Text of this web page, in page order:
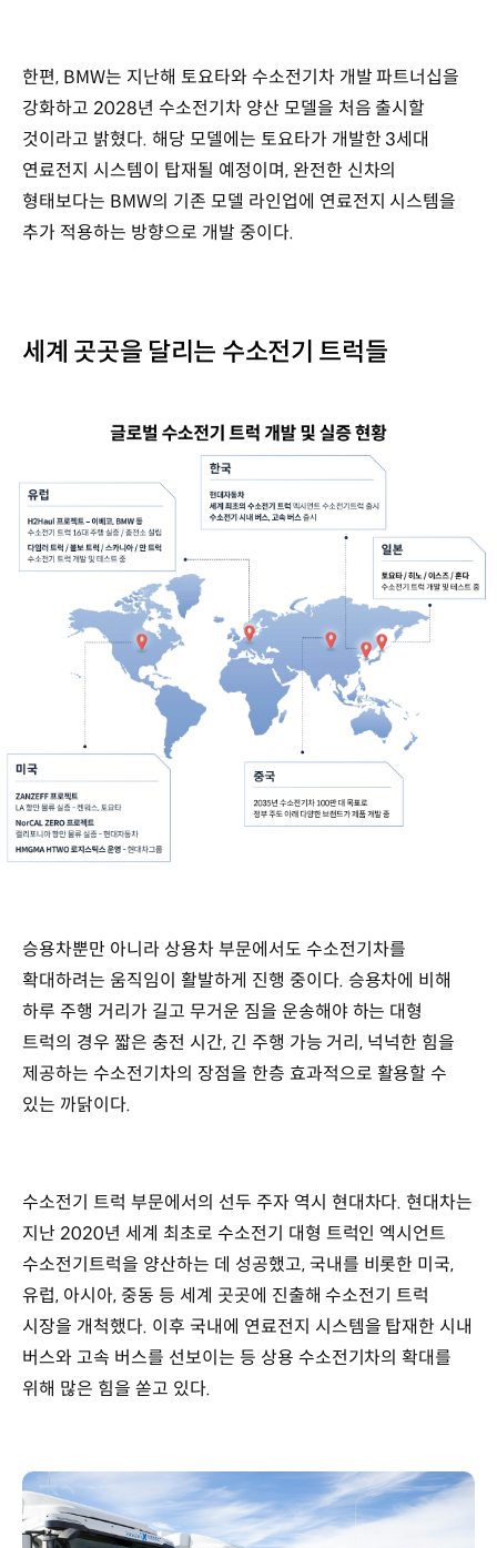
한편, BMW는 지난해 토요타와 수소전기차 개발 파트너십을
강화하고 2028년 수소전기차 양산 모델을 처음 출시할
것이라고 밝혔다. 해당 모델에는 토요타가 개발한 3세대
연료전지 시스템이 탑재될 예정이며, 완전한 신차의
형태보다는 BMW의 기존 모델 라인업에 연료전지 시스템을
추가 적용하는 방향으로 개발 중이다.
세계 곳곳을 달리는 수소전기 트럭들
승용차뿐만 아니라 상용차 부문에서도 수소전기차를
확대하려는 움직임이 활발하게 진행 중이다. 승용차에 비해
하루 주행 거리가 길고 무거운 짐을 운송해야 하는 대형
트럭의 경우 짧은 충전 시간, 긴 주행 가능 거리, 넉넉한 힘을
제공하는 수소전기차의 장점을 한층 효과적으로 활용할 수
있는 까닭이다.
수소전기 트럭 부문에서의 선두 주자 역시 현대차다. 현대차는
지난 2020년 세계 최초로 수소전기 대형 트럭인 엑시언트
수소전기트럭을 양산하는 데 성공했고, 국내를 비롯한 미국,
유럽, 아시아, 중동 등 세계 곳곳에 진출해 수소전기 트럭
시장을 개척했다. 이후 국내에 연료전지 시스템을 탑재한 시내
버스와 고속 버스를 선보이는 등 상용 수소전기차의 확대를
위해 많은 힘을 쏟고 있다.